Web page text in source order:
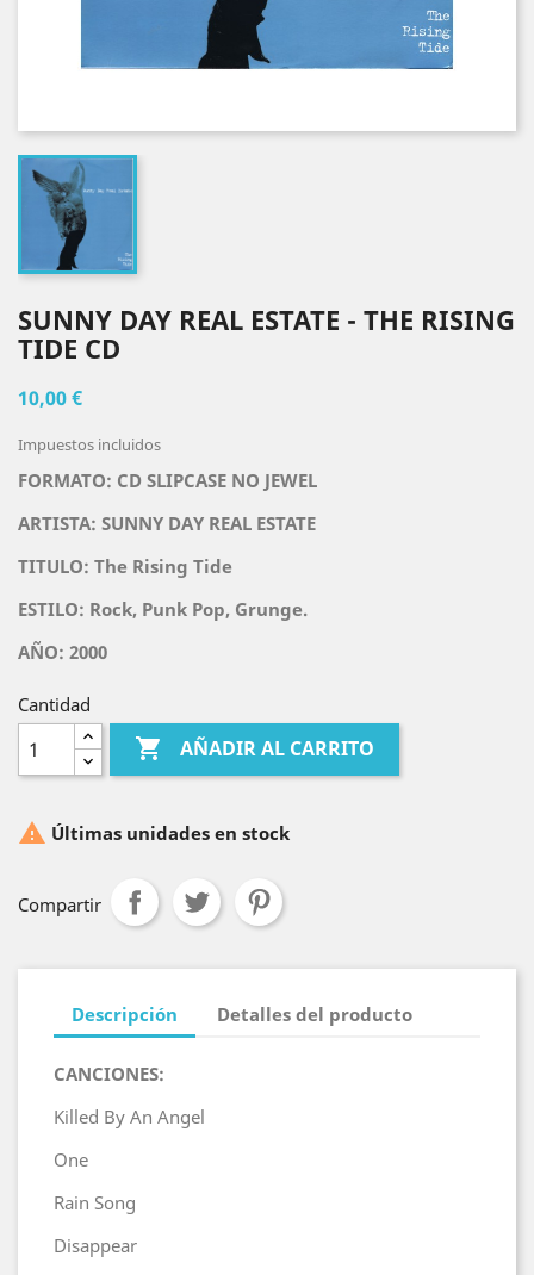
SUNNY DAY REAL ESTATE - THE RISING
TIDE CD
10,00 €
Impuestos incluidos
FORMATO: CD SLIPCASE NO JEWEL
ARTISTA: SUNNY DAY REAL ESTATE
TITULO: The Rising Tide
ESTILO: Rock, Punk Pop, Grunge.
AÑO: 2000
Cantidad
 AÑADIR AL CARRITO
 Últimas unidades en stock
Compartir
Descripción Detalles del producto
CANCIONES:
Killed By An Angel
One
Rain Song
Disappear